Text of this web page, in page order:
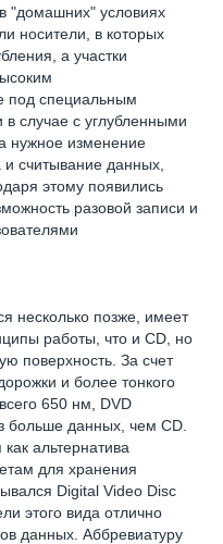
"домашних" условиях
носители, в которых
а участки
под специальным
в случае с углубленными
нужное изменение
считывание данных,
этому появились
разовой записи и
несколько позже, имеет
работы, что и CD, но
поверхность. За счет
и более тонкого
650 нм, DVD
больше данных, чем CD.
альтернатива
для хранения
Digital Video Disc
этого вида отлично
данных. Аббревиатуру